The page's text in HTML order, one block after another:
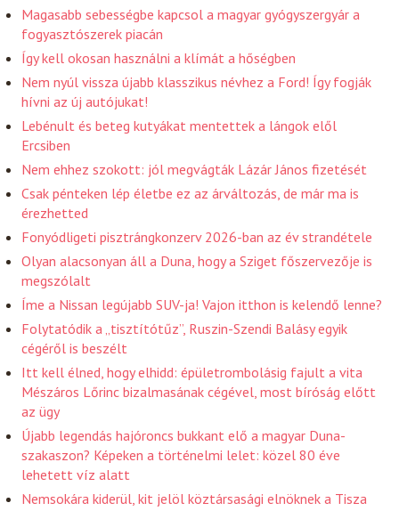
Magasabb sebességbe kapcsol a magyar gyógyszergyár a
fogyasztószerek piacán
Így kell okosan használni a klímát a hőségben
Nem nyúl vissza újabb klasszikus névhez a Ford! Így fogják
hívni az új autójukat!
Lebénult és beteg kutyákat mentettek a lángok elől
Ercsiben
Nem ehhez szokott: jól megvágták Lázár János fizetését
Csak pénteken lép életbe ez az árváltozás, de már ma is
érezhetted
Fonyódligeti pisztrángkonzerv 2026-ban az év strandétele
Olyan alacsonyan áll a Duna, hogy a Sziget főszervezője is
megszólalt
Íme a Nissan legújabb SUV-ja! Vajon itthon is kelendő lenne?
Folytatódik a „tisztítótűz”, Ruszin-Szendi Balásy egyik
cégéről is beszélt
Itt kell élned, hogy elhidd: épületrombolásig fajult a vita
Mészáros Lőrinc bizalmasának cégével, most bíróság előtt
az ügy
Újabb legendás hajóroncs bukkant elő a magyar Duna-
szakaszon? Képeken a történelmi lelet: közel 80 éve
lehetett víz alatt
Nemsokára kiderül, kit jelöl köztársasági elnöknek a Tisza